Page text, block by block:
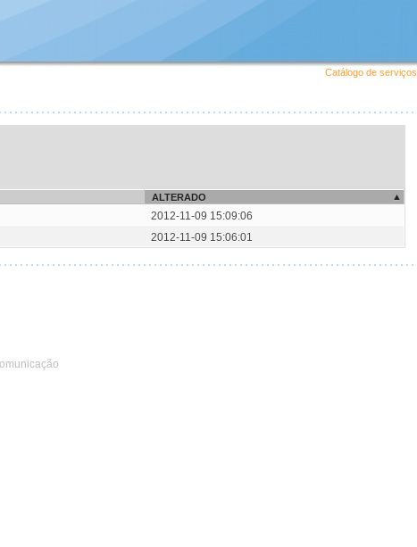
Catálogo de serviços
ALTERADO
2012-11-09 15:09:06
2012-11-09 15:06:01